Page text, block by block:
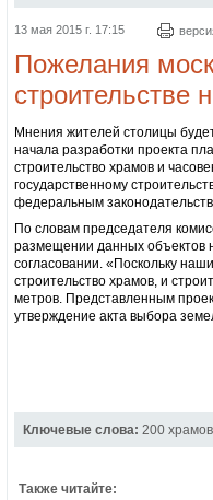
13 мая 2015 г. 17:15
Пожелания
строительстве
Мнения жителей столицы
начала разработки проекта
строительство храмов и
государственному
федеральным
По словам председателя
размещении данных объектов
согласовании. «Поскольку
строительство храмов, и
метров. Представленным
утверждение акта выбора
Ключевые слова: 200 храмов
Также читайте: